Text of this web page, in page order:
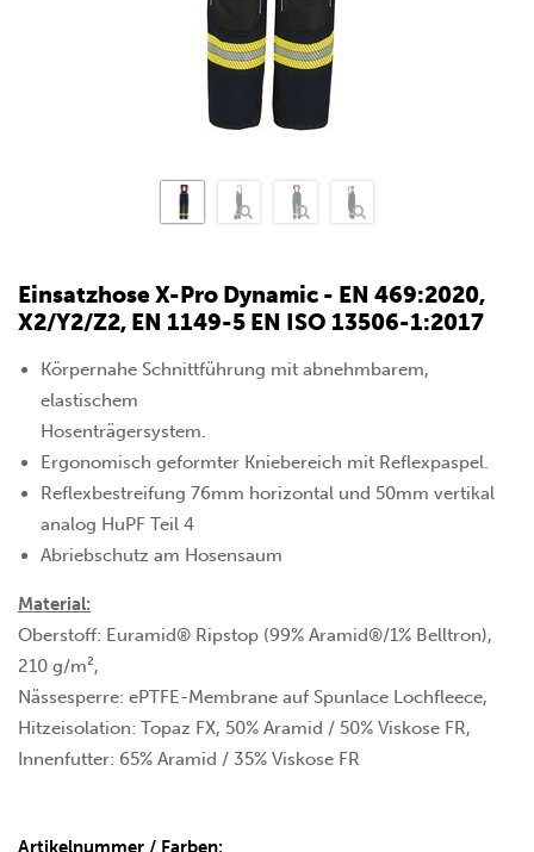
Einsatzhose X-Pro Dynamic - EN 469:2020,
X2/Y2/Z2, EN 1149-5 EN ISO 13506-1:2017
Körpernahe Schnittführung mit abnehmbarem,
elastischem
Hosenträgersystem.
Ergonomisch geformter Kniebereich mit Reflexpaspel.
Reflexbestreifung 76mm horizontal und 50mm vertikal
analog HuPF Teil 4
Abriebschutz am Hosensaum
Material:
Oberstoff: Euramid® Ripstop (99% Aramid®/1% Belltron),
210 g/m²,
Nässesperre: ePTFE-Membrane auf Spunlace Lochfleece,
Hitzeisolation: Topaz FX, 50% Aramid / 50% Viskose FR,
Innenfutter: 65% Aramid / 35% Viskose FR
Artikelnummer / Farben: